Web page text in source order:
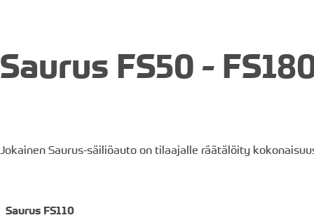
Saurus FS50 -
Jokainen Saurus-säiliöauto on tilaajalle räätälöity
Saurus FS110